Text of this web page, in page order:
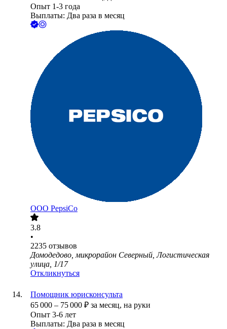
Опыт 1-3 года
Выплаты: Два раза в месяц
ООО PepsiCo
3.8
•
2235 отзывов
Домодедово, микрорайон Северный, Логистическая
улица, 1/17
Откликнуться
Помощник юрисконсульта
65 000 – 75 000 ₽ за месяц, на руки
Опыт 3-6 лет
Выплаты: Два раза в месяц